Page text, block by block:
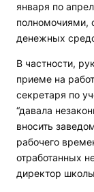
января по
полномочиями,
денежных
В частности,
приеме на
секретаря по
“давала
вносить
рабочего
отработанных
директор